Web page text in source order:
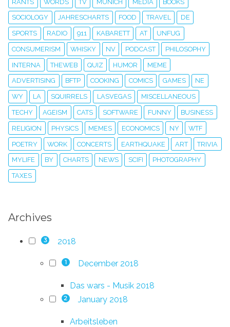
RANTS WORDS TV MUNICH MEDIA BOOKS
SOCIOLOGY JAHRESCHARTS FOOD TRAVEL DE
SPORTS RADIO 911 KABARETT AT UNFUG
CONSUMERISM WHISKY NV PODCAST PHILOSOPHY
INTERNA THEWEB QUIZ HUMOR MEME
ADVERTISING BFTP COOKING COMICS GAMES NE
WY LA SQUIRRELS LASVEGAS MISCELLANEOUS
TECHY AGEISM CATS SOFTWARE FUNNY BUSINESS
RELIGION PHYSICS MEMES ECONOMICS NY WTF
POETRY WORK CONCERTS EARTHQUAKE ART TRIVIA
MYLIFE BY CHARTS NEWS SCIFI PHOTOGRAPHY
TAXES
Archives
3 2018
1 December 2018
Das wars - Musik 2018
2 January 2018
Arbeitsleben